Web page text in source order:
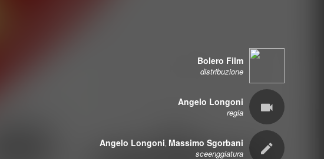
Bolero Film
distribuzione
Angelo Longoni
regia
Angelo Longoni Massimo Sgorbani
sceenggiatura